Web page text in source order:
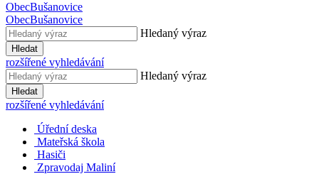
ObecBušanovice
ObecBušanovice
Hledaný výraz
Hledat
rozšířené vyhledávání
Hledaný výraz
Hledat
rozšířené vyhledávání
Úřední deska
Mateřská škola
Hasiči
Zpravodaj Maliní